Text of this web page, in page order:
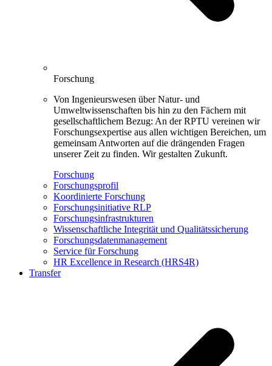
Forschung
Von Ingenieurswesen über Natur- und
Umweltwissenschaften bis hin zu den Fächern mit
gesellschaftlichem Bezug: An der RPTU vereinen wir
Forschungsexpertise aus allen wichtigen Bereichen, um
gemeinsam Antworten auf die drängenden Fragen
unserer Zeit zu finden. Wir gestalten Zukunft.
Forschung
Forschungsprofil
Koordinierte Forschung
Forschungsinitiative RLP
Forschungsinfrastrukturen
Wissenschaftliche Integrität und Qualitätssicherung
Forschungsdatenmanagement
Service für Forschung
HR Excellence in Research (HRS4R)
Transfer